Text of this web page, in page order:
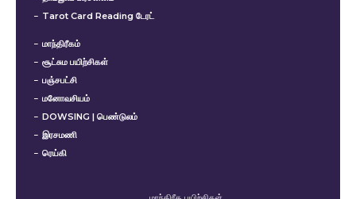
Tarot Card Reading டேரட்
மாந்திரீகம்
சூட்சும பயிற்சிகள்
பஞ்சபட்சி
மனோவசியம்
DOWSING | பெண்டுலம்
இரசமணி
ரெய்கி